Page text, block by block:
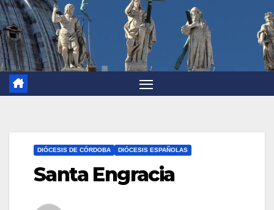
DIÓCESIS DE CÓRDOBA DIÓCESIS ESPAÑOLAS
Santa Engracia